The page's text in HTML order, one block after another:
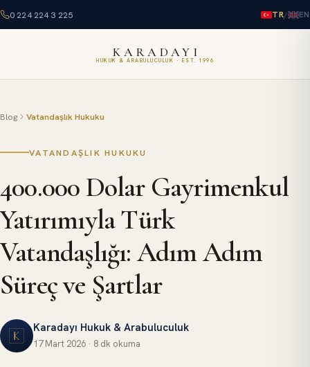
0 224 224 3 225 TR/ EN
KARADAYI
HUKUK & ARABULUCULUK · EST. 1996
Blog Vatandaşlık Hukuku
VATANDAŞLIK HUKUKU
400.000 Dolar Gayrimenkul
Yatırımıyla Türk
Vatandaşlığı: Adım Adım
Süreç ve Şartlar
Karadayı Hukuk & Arabuluculuk
17 Mart 2026 · 8 dk okuma